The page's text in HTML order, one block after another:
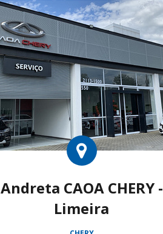
Andreta CAOA CHERY -
Limeira